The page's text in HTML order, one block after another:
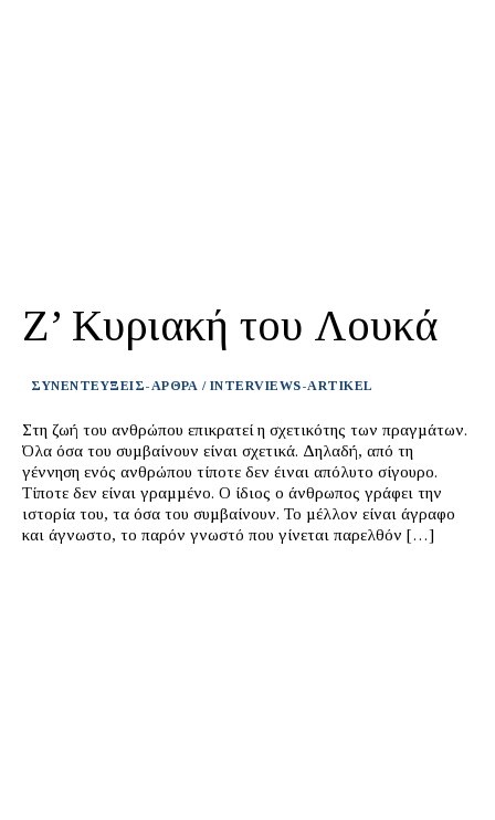
Ζ’ Κυριακή του Λουκά
ΣΥΝΕΝΤΕΥΞΕΙΣ-ΑΡΘΡΑ / INTERVIEWS-ARTIKEL
Στη ζωή του ανθρώπου επικρατεί η σχετικότης των πραγµάτων.
Όλα όσα του συµβαίνουν είναι σχετικά. Δηλαδή, από τη
γέννηση ενός ανθρώπου τίποτε δεν έιναι απόλυτο σίγουρο.
Τίποτε δεν είναι γραµµένο. Ο ίδιος ο άνθρωπος γράφει την
ιστορία του, τα όσα του συµβαίνουν. Το µέλλον είναι άγραφο
και άγνωστο, το παρόν γνωστό που γίνεται παρελθόν […]